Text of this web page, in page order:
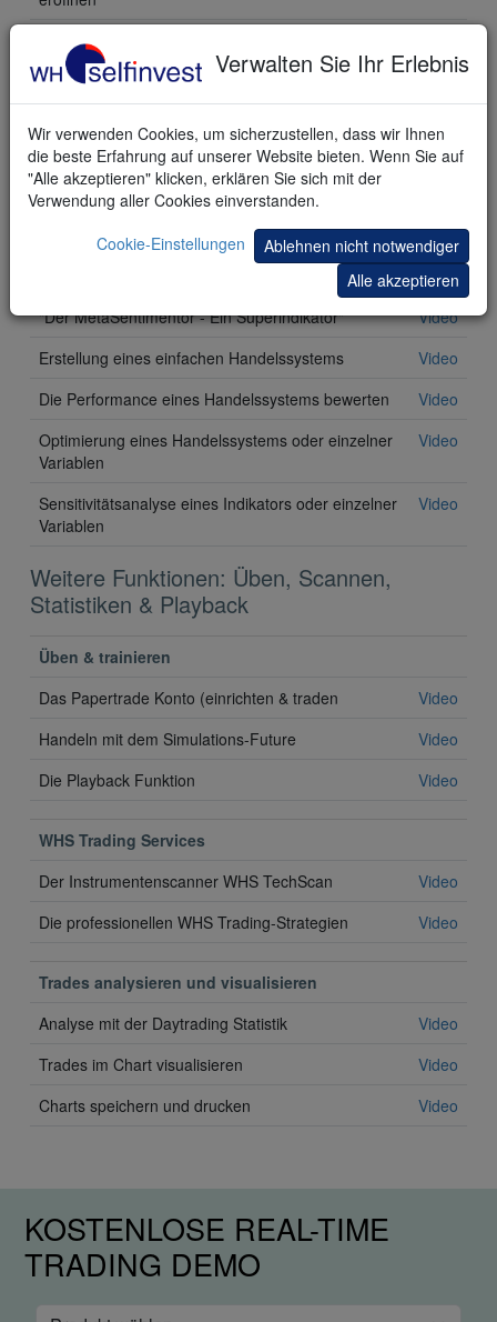
Eine Position mit einer Horizontalen Linie eröffnen
Eine Position mit einer Trendlinie eröffnen
Eine Position mit Multiplen TaktikOrder im OCO
Modus eröffnen
Erstellen, Backtesten & Optimierung von
"Der MetaSentimentor - Ein Superindikator"
Video
Erstellung eines einfachen Handelssystems
Video
Die Performance eines Handelssystems bewerten
Video
Optimierung eines Handelssystems oder einzelner
Variablen
Video
Sensitivitätsanalyse eines Indikators oder einzelner
Variablen
Video
Weitere Funktionen: Üben, Scannen,
Statistiken & Playback
Üben & trainieren
Das Papertrade Konto (einrichten & traden
Video
Handeln mit dem Simulations-Future
Video
Die Playback Funktion
Video
WHS Trading Services
Der Instrumentenscanner WHS TechScan
Video
Die professionellen WHS Trading-Strategien
Video
Trades analysieren und visualisieren
Analyse mit der Daytrading Statistik
Video
Trades im Chart visualisieren
Video
Charts speichern und drucken
Video
Verwalten Sie Ihr Erlebnis
Wir verwenden Cookies, um sicherzustellen, dass wir Ihnen
die beste Erfahrung auf unserer Website bieten. Wenn Sie auf
"Alle akzeptieren" klicken, erklären Sie sich mit der
Verwendung aller Cookies einverstanden.
Cookie-Einstellungen
Ablehnen nicht notwendiger
Alle akzeptieren
KOSTENLOSE REAL-TIME
TRADING DEMO